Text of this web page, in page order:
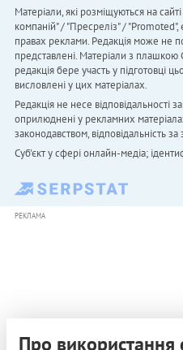
Матеріали, які розміщуються на
компаній" / "Пресреліз" /
правах реклами. Редакція може не
представлені. Матеріали з
редакція бере участь у підготовці
висловлені у цих матеріалах.
Редакція не несе відповідальності
оприлюднені у рекламних
законодавством, відповідальність
Cуб'єкт у сфері онлайн-медіа;
РЕКЛАМА
Про використання